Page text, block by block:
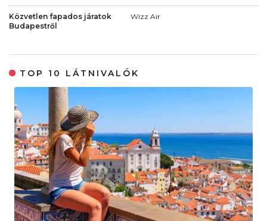
Közvetlen fapados járatok
Budapestről
Wizz Air
TOP 10 LÁTNIVALÓK